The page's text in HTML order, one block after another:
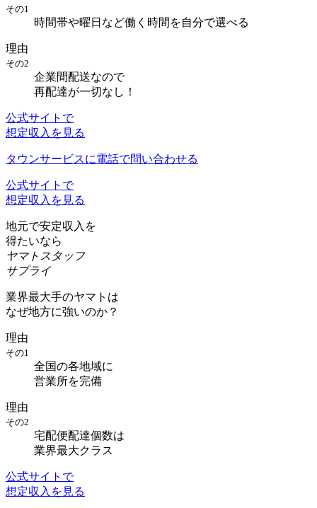
その1
時間帯や曜日など働く時間を自分で選べる
理由
その2
企業間配送なので
再配達が一切なし！
公式サイトで
想定収入を見る
タウンサービスに電話で問い合わせる
公式サイトで
想定収入を見る
地元で安定収入を
得たいなら
ヤマトスタッフ
サプライ
業界最大手のヤマトは
なぜ地方に強いのか？
理由
その1
全国の各地域に
営業所を完備
理由
その2
宅配便配達個数は
業界最大クラス
公式サイトで
想定収入を見る